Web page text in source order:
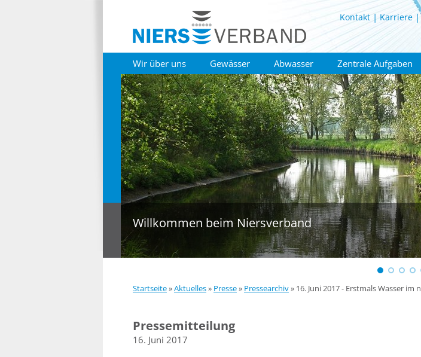
Kontakt Karriere
Wir über uns Gewässer Abwasser Zentrale Aufgaben
Willkommen beim Niersverband
Startseite»Aktuelles» Presse» Pressearchiv» 16. Juni 2017 - Erstmals Wasser
Pressemitteilung
16. Juni 2017